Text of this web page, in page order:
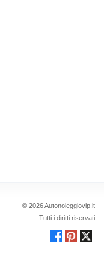
© 2026 Autonoleggiovip.it
Tutti i diritti riservati